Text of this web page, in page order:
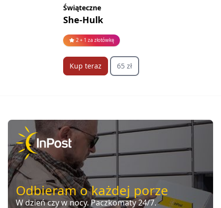
Świąteczne
She-Hulk
2 + 1 za złotówkę
Kup teraz 65 zł
Odbieram o każdej porze
W dzień czy w nocy. Paczkomaty 24/7.